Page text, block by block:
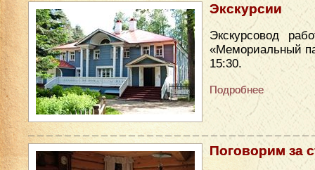
Экскурсии
Экскурсовод
«Мемориальный
15:30.
Подробнее
Поговорим за